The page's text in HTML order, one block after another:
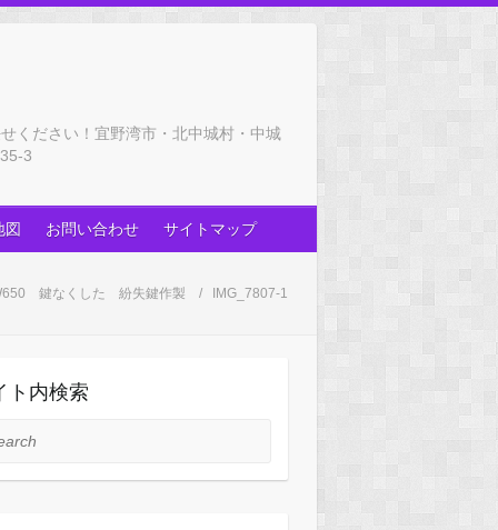
ください！宜野湾市・北中城村・中城
3
図 お問い合わせ サイトマップ
鍵なくした 紛失鍵作製 IMG_7807-1
ト内検索